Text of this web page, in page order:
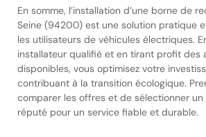
En somme, l’installation d’une borne de
Seine (94200) est une solution pratique
les utilisateurs de véhicules électriques.
installateur qualifié et en tirant profit des
disponibles, vous optimisez votre
contribuant à la transition écologique.
comparer les offres et de sélectionner
réputé pour un service fiable et durable.